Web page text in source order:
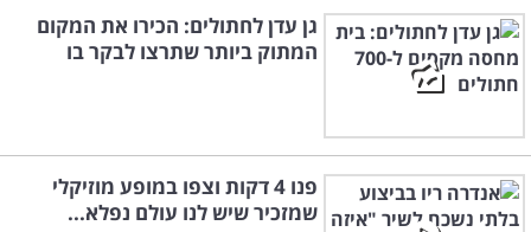
גן עדן לחתולים: הכירו את המקום
המתוק ביותר שתרצו לבקר בו
פנו 4 דקות וצפו במופע מוזיקלי
שמזכיר שיש לנו עולם נפלא...